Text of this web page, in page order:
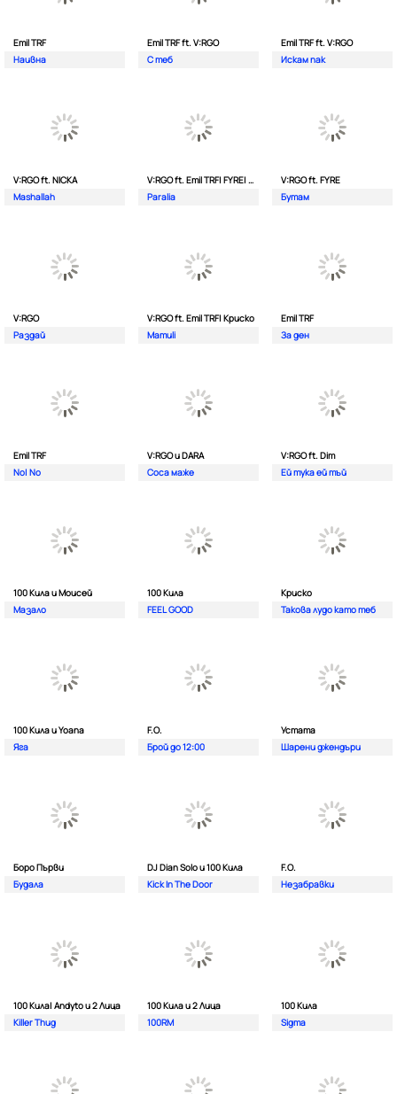
Emil TRF
Наивна
Emil TRF ft. V:RGO
С теб
Emil TRF ft. V:RGO
Искам пак
V:RGO ft. NICKA
Mashallah
V:RGO ft. Emil TRF| FYRE| 2Bona
Paralia
V:RGO ft. FYRE
Бутам
V:RGO
Раздай
V:RGO ft. Emil TRF| Криско
Mamuli
Emil TRF
За ден
Emil TRF
No| No
V:RGO и DARA
Соса маже
V:RGO ft. Dim
Ей тука ей тъй
100 Кила и Моисей
Мазало
100 Кила
FEEL GOOD
Криско
Такова лудо като теб
100 Кила и Yoana
Яга
F.O.
Брой до 12:00
Устата
Шарени джендъри
Боро Първи
Будала
DJ Dian Solo и 100 Кила
Kick In The Door
F.O.
Незабравки
100 Кила| Andyto и 2 Лица
Killer Thug
100 Кила и 2 Лица
100RM
100 Кила
Sigma